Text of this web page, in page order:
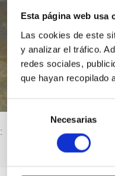
Esta página web usa
Las cookies de este
y analizar el tráfico.
redes sociales,
que hayan recopilado
consentimiento
Necesarias